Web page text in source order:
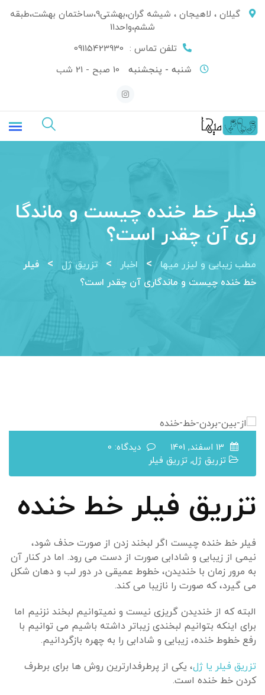
Skip
گیلان ، لاهیجان ، شیشه گران،بهشتی9،ساختمان بهشت،طبقه
ششم،واحد11
تلفن تماس : 09115423930
شنبه - پنجشنبه
فیلر خط خنده چیست و ماندگا
ری آن چقدر است؟
مطب زیبایی و لیزر میها > اخبار > تزریق ژل >
فیلر
خط خنده چیست و ماندگاری آن چقدر است؟
دیدگاه: 0
تزریق ژل, تزریق فیلر
تزریق فیلر خط خنده
فیلر خط خنده چیست اگر لبخند زدن از صورت حذف شود،
نیمی از زیبایی و شادابی صورت از دست می رود. اما در کنار آن
به مرور زمان با خندیدن، خطوط عمیقی در دور لب و دهان شکل
می گیرد، که صورت را نازیبا می کند.
البته که از خندیدن گریزی نیست و نمیتوانیم لبخند نزنیم اما
برای اینکه بتوانیم لبخندی زیباتر داشته باشیم می توانیم با
رفع خطوط خنده، زیبایی و شادابی را به چهره بازگردانیم.
تزریق فیلر یا ژل، یکی از پرطرفدارترین روش ها برای برطرف
کردن خط خنده است.